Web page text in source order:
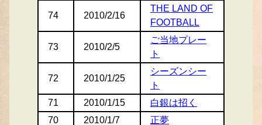
74 2010/2/16
THE LAND OF
FOOTBALL
73 2010/2/5
ご当地プレー
ト
72 2010/1/25
シーズンシー
ト
71
2010/1/15
白銀は招く
70
2010/1/7
正夢